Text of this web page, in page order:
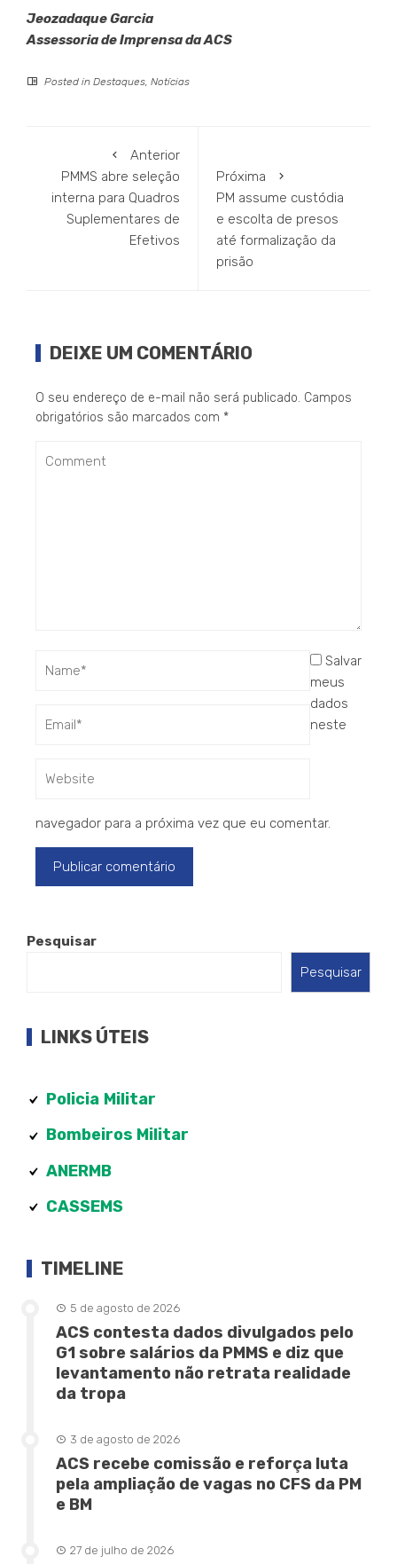
Jeozadaque Garcia
Assessoria de Imprensa da ACS
Posted in Destaques, Notícias
Anterior
PMMS abre seleção
interna para Quadros
Suplementares de
Efetivos
Próxima
PM assume custódia
e escolta de presos
até formalização da
prisão
DEIXE UM COMENTÁRIO
O seu endereço de e-mail não será publicado. Campos
obrigatórios são marcados com *
Salvar
meus
dados
neste
navegador para a próxima vez que eu comentar.
Pesquisar
Pesquisar
LINKS ÚTEIS
Policia Militar
Bombeiros Militar
ANERMB
CASSEMS
TIMELINE
5 de agosto de 2026
ACS contesta dados divulgados pelo
G1 sobre salários da PMMS e diz que
levantamento não retrata realidade
da tropa
3 de agosto de 2026
ACS recebe comissão e reforça luta
pela ampliação de vagas no CFS da PM
e BM
27 de julho de 2026